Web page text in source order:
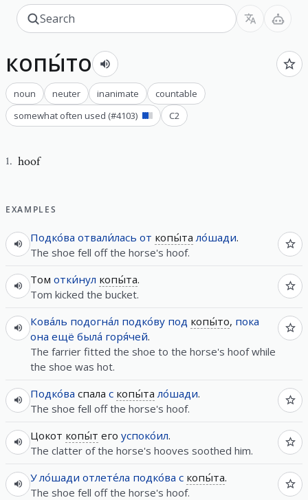
копы́то
noun neuter inanimate
countable
somewhat often used (#4103) C2
1. hoof
EXAMPLES
Подко́ва отвали́лась от копы́та ло́шади.
The shoe fell off the horse's hoof.
Том отки́нул копы́та.
Tom kicked the bucket.
Кова́ль подогна́л подко́ву под копы́то, пока
она ещё была́ горя́чей.
The farrier fitted the shoe to the horse's hoof while
the shoe was hot.
Подко́ва спала с копы́та ло́шади.
The shoe fell off the horse's hoof.
Цокот копы́т его успоко́ил.
The clatter of the horse's hooves soothed him.
У ло́шади отлете́ла подко́ва с копы́та.
The shoe fell off the horse's hoof.